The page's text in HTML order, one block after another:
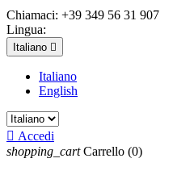
Chiamaci: +39 349 56 31 907
Lingua:
Italiano 
Italiano
English
 Accedi
shopping_cart Carrello (0)